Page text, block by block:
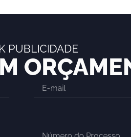
PUBLICIDADE